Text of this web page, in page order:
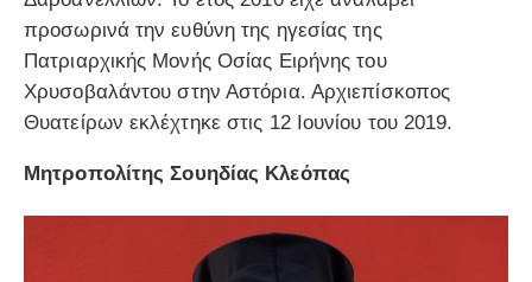
προσωρινά την ευθύνη της ηγεσίας της
Πατριαρχικής Μονής Οσίας Ειρήνης του
Χρυσοβαλάντου στην Αστόρια. Αρχιεπίσκοπος
Θυατείρων εκλέχτηκε στις 12 Ιουνίου του 2019.
Μητροπολίτης Σουηδίας Κλεόπας